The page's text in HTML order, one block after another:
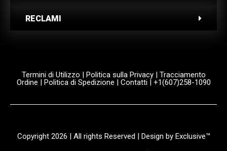
RECLAMI
Termini di Utilizzo | Politica sulla Privacy| Tracciamento
Ordine | Politica di Spedizione | Contatti | +1(607)258-1090
Copyright 2026 | All rights Reserved | Design by Exclusive™️